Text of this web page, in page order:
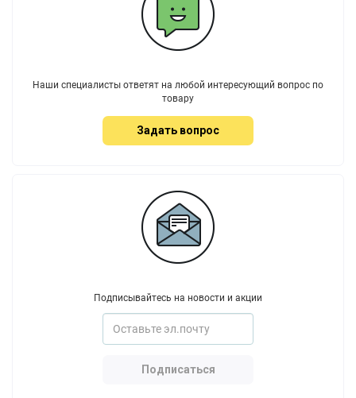
Наши специалисты ответят на любой интересующий вопрос по
товару
Задать вопрос
Подписывайтесь на новости и акции
Подписаться